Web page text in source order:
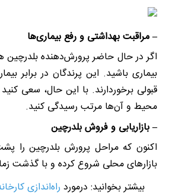
– مراقبت بهداشتی و رفع بیماری‌ها
اگر در حال حاضر پرورش‌دهنده بلدرچین
بیماری باشید. این پرندگان در برابر
‌قبولی برخوردارند. با این حال، سعی
محیط و آن‌ها مرتب رسیدگی کنید.
– بازاریابی و فروش بلدرچین
اکنون که مراحل پرورش بلدرچین را
بازارهای محلی شروع کرده و با گذشت
بیشتر بخوانید: درمورد راه‌اندازی